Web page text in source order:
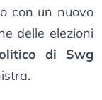
con un nuovo
delle elezioni
di Swg